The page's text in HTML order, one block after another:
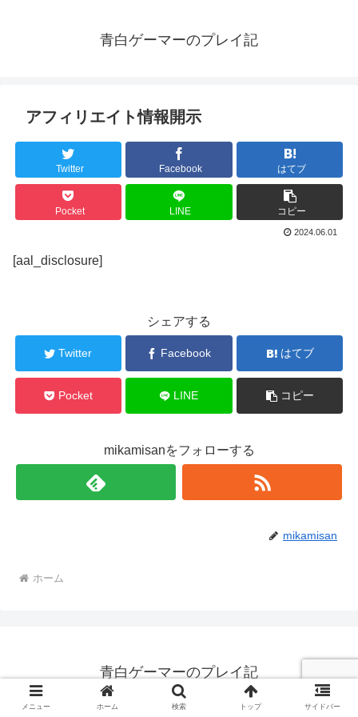
青白ゲーマーのプレイ記
アフィリエイト情報開示
Twitter Facebook はてブ
Pocket LINE コピー
2024.06.01
[aal_disclosure]
シェアする
Twitter Facebook はてブ
Pocket LINE コピー
mikamisanをフォローする
mikamisan
ホーム
青白ゲーマーのプレイ記
© 2023 青白ゲーマーのプレイ記.
メニュー ホーム 検索 トップ サイドバー